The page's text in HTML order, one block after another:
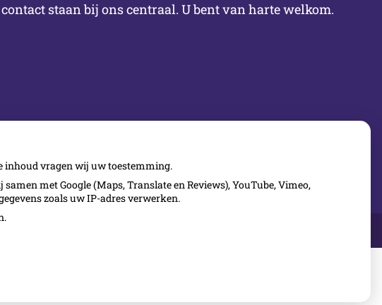
staan bij ons centraal. U bent van harte welkom.
inhoud vragen wij uw toestemming.
met Google (Maps, Translate en Reviews), YouTube, Vimeo,
zoals uw IP-adres verwerken.